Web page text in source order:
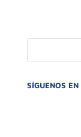
SÍGUENOS EN